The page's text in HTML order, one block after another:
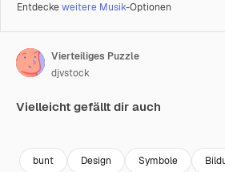
Entdeckeweitere Musik-Optionen
Vierteiliges Puzzle
djvstock
Vielleicht gefällt dir auch
bunt Design Symbole